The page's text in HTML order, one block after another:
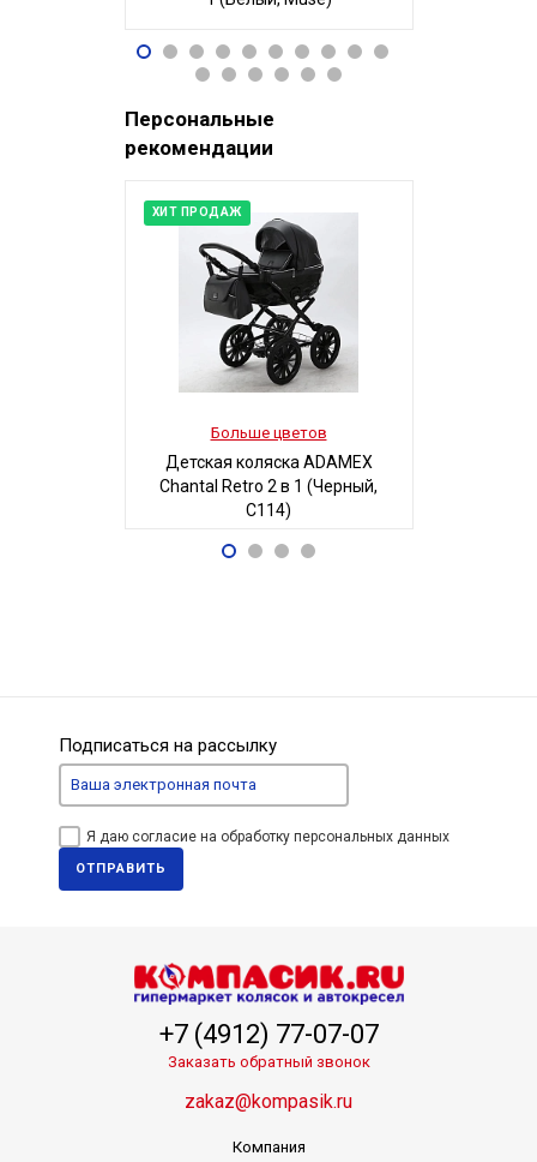
96 490Р
Персональные
рекомендации
ХИТ ПРОДАЖ
Больше цветов
Детская коляска ADAMEX
Chantal Retro 2 в 1 (Черный,
C114)
68 700 Р
Подписаться на рассылку
Я даю согласие на обработку персональных данных
ОТПРАВИТЬ
+7 (4912) 77-07-07
Заказать обратный звонок
zakaz@kompasik.ru
Компания